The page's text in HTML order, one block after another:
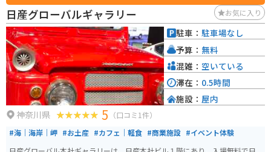
日産グローバルギャラリー お気に入り
神奈川県 5 （口コミ1件）
#海｜海岸｜岬 #お土産 #カフェ｜軽食 #商業施設 #イベント体験
駐車： 駐車場なし
予算： 無料
混雑： 空いている
滞在： 0.5時間
施設： 屋内